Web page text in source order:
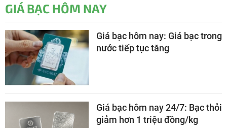
GIÁ BẠC HÔM NAY
Giá bạc hôm nay: Giá bạc trong
nước tiếp tục tăng
Giá bạc hôm nay 24/7: Bạc thỏi
giảm hơn 1 triệu đồng/kg